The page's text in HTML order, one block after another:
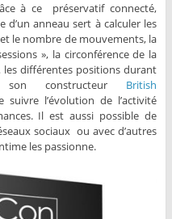
à ce préservatif connecté,
d’un anneau sert à calculer les
le nombre de mouvements, la
», la circonférence de la
différentes positions durant
constructeur British
l’évolution de l’activité
Il est aussi possible de
sociaux ou avec d’autres
les passionne.